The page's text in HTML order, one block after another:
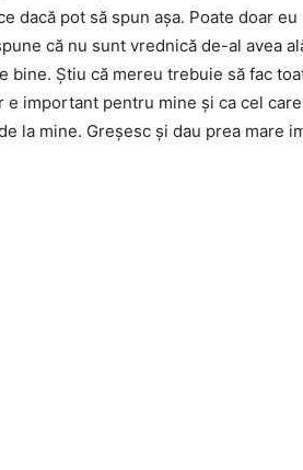
dacă pot să spun aşa. Poate doar
că nu sunt vrednică de-al avea
bine. Ştiu că mereu trebuie să fac
e important pentru mine şi ca cel
la mine. Greşesc şi dau prea mare